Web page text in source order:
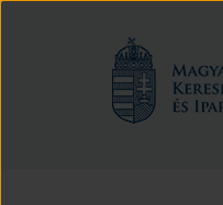
Magyar
Kereskedelmi
és
Iparkamara